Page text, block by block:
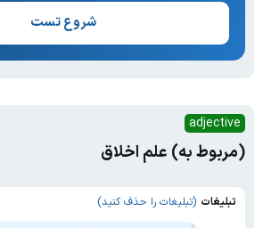
شروع تست
adjective
(مربوط به) علم اخلاق
تبلیغات (تبلیغات را حذف کنید)